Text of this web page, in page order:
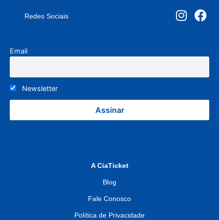
Redes Sociais
Email
Newsletter
A CiaTicket
Blog
Fale Conosco
Política de Privacidade